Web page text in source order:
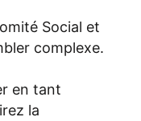
Social et
complexe.
en tant
la